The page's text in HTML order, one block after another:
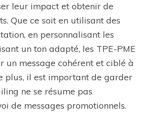
leur impact et obtenir de
Que ce soit en utilisant des
en personnalisant les
un ton adapté, les TPE-PME
un message cohérent et ciblé à
plus, il est important de garder
ne se résume pas
de messages promotionnels.